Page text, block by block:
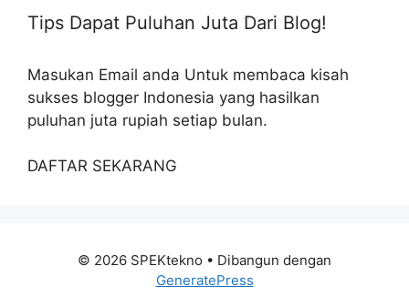
Tips Dapat Puluhan Juta Dari Blog!
Masukan Email anda Untuk membaca kisah
sukses blogger Indonesia yang hasilkan
puluhan juta rupiah setiap bulan.
DAFTAR SEKARANG
© 2026 SPEKtekno • Dibangun dengan
GeneratePress